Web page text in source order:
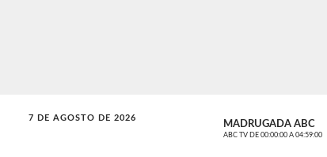
7 DE AGOSTO DE 2026
SOLO MÚSICA MADRUGADA ABC
ABC TV DE 00:00:00 A 04:59:00